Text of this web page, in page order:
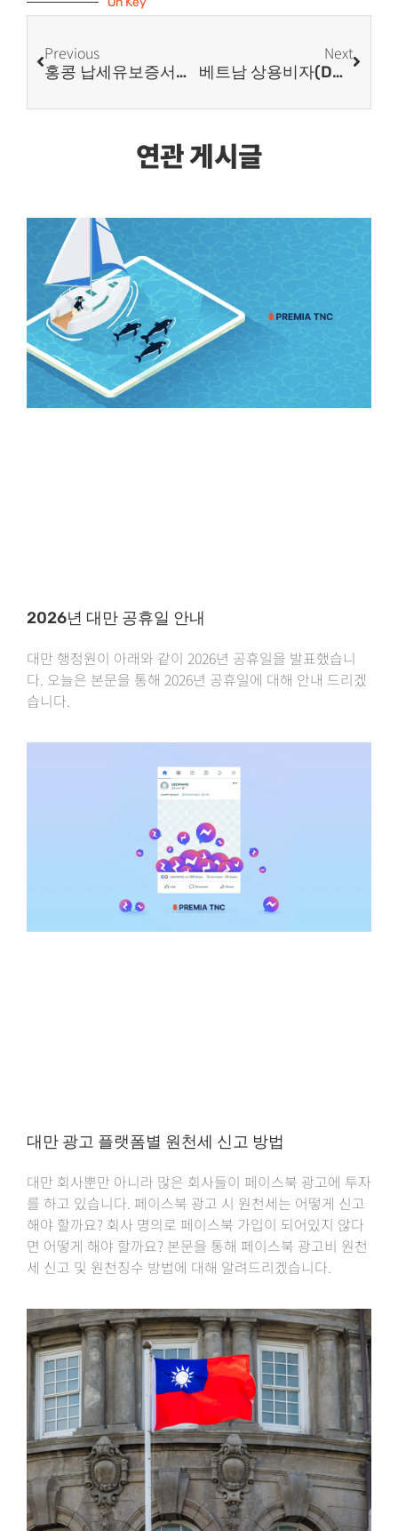
Previous
홍콩 납세유보증서에 대한 FAQ
Next
베트남 상용비자(DN Visa) 안내
연관 게시글
2026년 대만 공휴일 안내
대만 행정원이 아래와 같이 2026년 공휴일을 발표했습니
다. 오늘은 본문을 통해 2026년 공휴일에 대해 안내 드리겠
습니다.
대만 광고 플랫폼별 원천세 신고 방법
대만 회사뿐만 아니라 많은 회사들이 페이스북 광고에 투자
를 하고 있습니다. 페이스북 광고 시 원천세는 어떻게 신고
해야 할까요? 회사 명의로 페이스북 가입이 되어있지 않다
면 어떻게 해야 할까요? 본문을 통해 페이스북 광고비 원천
세 신고 및 원천징수 방법에 대해 알려드리겠습니다.